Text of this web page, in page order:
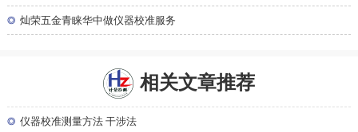
◎ 灿荣五金青睐华中做仪器校准服务
相关文章推荐
◎ 仪器校准测量方法 干涉法